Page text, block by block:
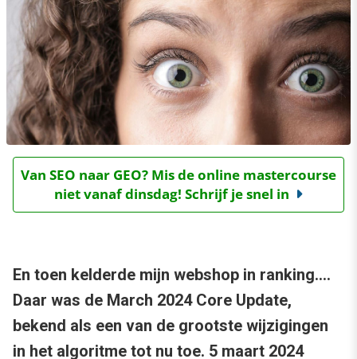
Van SEO naar GEO? Mis de online mastercourse
niet vanaf dinsdag! Schrijf je snel in
En toen kelderde mijn webshop in ranking….
Daar was de March 2024 Core Update,
bekend als een van de grootste wijzigingen
in het algoritme tot nu toe. 5 maart 2024